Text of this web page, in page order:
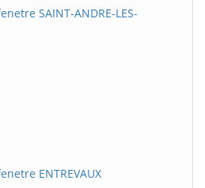
SAINT-ANDRE-LES-
ENTREVAUX